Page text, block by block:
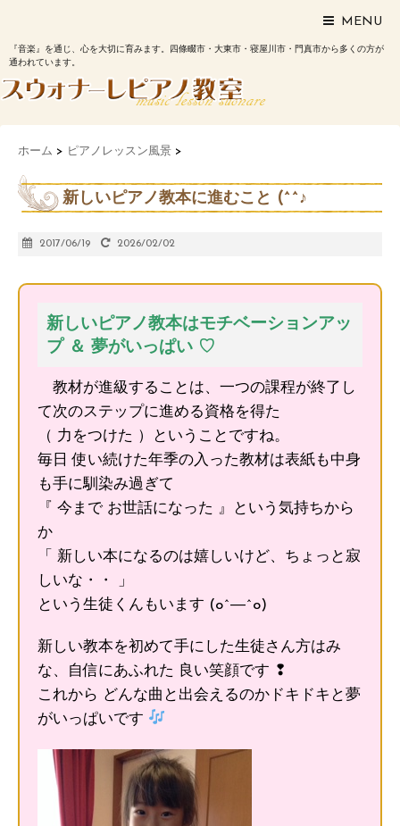
MENU
『音楽』を通じ、心を大切に育みます。四條畷市・大東市・寝屋川市・門真市から多くの方が
通われています。
ホーム > ピアノレッスン風景 >
新しいピアノ教本に進むこと (^^♪
2017/06/19 2026/02/02
新しいピアノ教本はモチベーションアッ
プ ＆ 夢がいっぱい ♡
教材が進級することは、一つの課程が終了し
て次のステップに進める資格を得た
（ 力をつけた ）ということですね。
毎日 使い続けた年季の入った教材は表紙も中身
も手に馴染み過ぎて
『 今まで お世話になった 』という気持ちから
か
「 新しい本になるのは嬉しいけど、ちょっと寂
しいな・・ 」
という生徒くんもいます (o^―^o)
新しい教本を初めて手にした生徒さん方はみ
な、自信にあふれた 良い笑顔です ❢
これから どんな曲と出会えるのかドキドキと夢
がいっぱいです